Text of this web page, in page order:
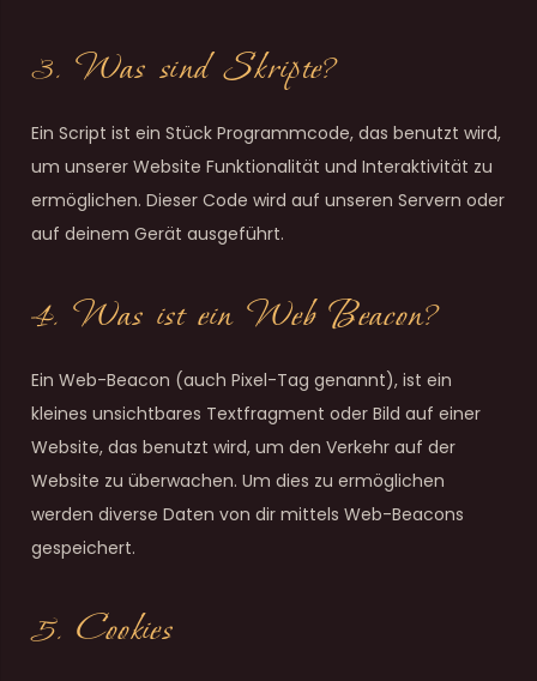
3. Was sind Skripte?
Ein Script ist ein Stück Programmcode, das benutzt wird,
um unserer Website Funktionalität und Interaktivität zu
ermöglichen. Dieser Code wird auf unseren Servern oder
auf deinem Gerät ausgeführt.
4. Was ist ein Web Beacon?
Ein Web-Beacon (auch Pixel-Tag genannt), ist ein
kleines unsichtbares Textfragment oder Bild auf einer
Website, das benutzt wird, um den Verkehr auf der
Website zu überwachen. Um dies zu ermöglichen
werden diverse Daten von dir mittels Web-Beacons
gespeichert.
5. Cookies